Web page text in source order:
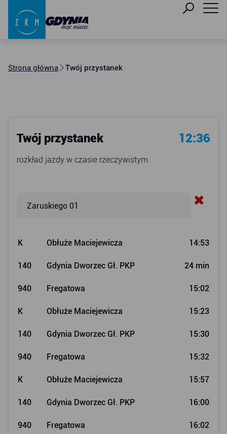
Strona główna Twój przystanek
Twój przystanek 12:36
rozkład jazdy w czasie rzeczywistym
K Obłuże Maciejewicza 14:53
140 Gdynia Dworzec Gł. PKP 24 min
940 Fregatowa 15:02
K Obłuże Maciejewicza 15:23
140 Gdynia Dworzec Gł. PKP 15:30
940 Fregatowa 15:32
K Obłuże Maciejewicza 15:57
140 Gdynia Dworzec Gł. PKP 16:00
940 Fregatowa 16:02